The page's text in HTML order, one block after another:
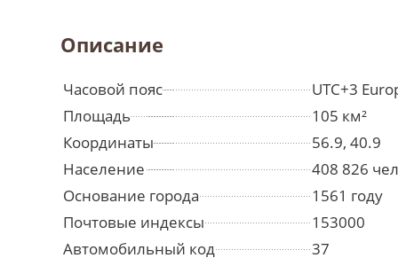
Описание
Часовой пояс
UTC+3
Площадь
105 км²
Координаты
56.9, 40.9
Население
408 826
Основание города
1561 году
Почтовые индексы
153000
Автомобильный код
37